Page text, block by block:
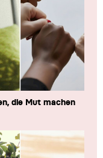
die Mut machen